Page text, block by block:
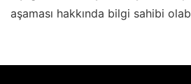
aşaması hakkında bilgi sahibi